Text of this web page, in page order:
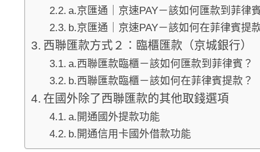
a.京匯通｜京速PAY－該如何匯款到菲律
b.京匯通｜京速PAY－該如何在菲律賓提
西聯匯款方式２：臨櫃匯款（京城銀行）
a.西聯匯款臨櫃－該如何匯款到菲律賓？
b.西聯匯款臨櫃－該如何在菲律賓提款？
在國外除了西聯匯款的其他取錢選項
a.開通國外提款功能
b.開通信用卡國外借款功能